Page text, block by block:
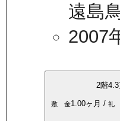
遠島
2007
2階4.3
敷 金1.00ヶ月 / 礼